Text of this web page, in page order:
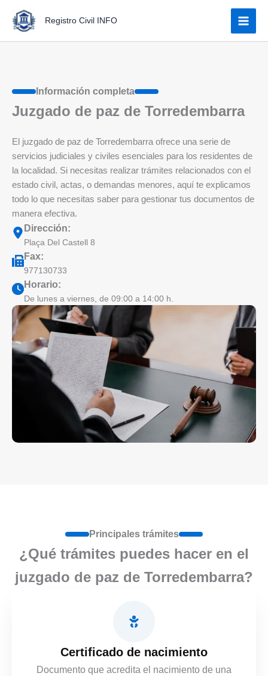
contenido
Registro Civil INFO
Información completa
Juzgado de paz de Torredembarra
El juzgado de paz de Torredembarra ofrece una serie de
servicios judiciales y civiles esenciales para los residentes de
la localidad. Si necesitas realizar trámites relacionados con el
estado civil, actas, o demandas menores, aquí te explicamos
todo lo que necesitas saber para gestionar tus documentos de
manera efectiva.
Dirección:
Plaça Del Castell 8
Fax:
977130733
Horario:
De lunes a viernes, de 09:00 a 14:00 h.
Principales trámites
¿Qué trámites puedes hacer en el
juzgado de paz de Torredembarra?
Certificado de nacimiento
Documento que acredita el nacimiento de una